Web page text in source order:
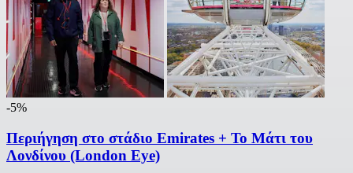
-5%
Περιήγηση στο στάδιο Emirates + Το Μάτι του
Λονδίνου (London Eye)